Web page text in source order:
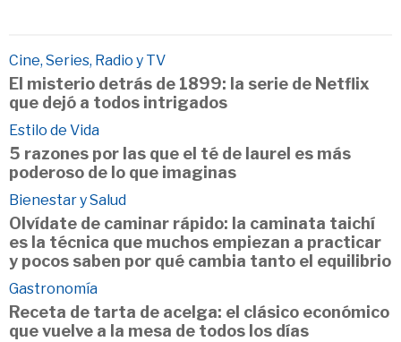
Cine, Series, Radio y TV
El misterio detrás de 1899: la serie de Netflix
que dejó a todos intrigados
Estilo de Vida
5 razones por las que el té de laurel es más
poderoso de lo que imaginas
Bienestar y Salud
Olvídate de caminar rápido: la caminata taichí
es la técnica que muchos empiezan a practicar
y pocos saben por qué cambia tanto el equilibrio
Gastronomía
Receta de tarta de acelga: el clásico económico
que vuelve a la mesa de todos los días